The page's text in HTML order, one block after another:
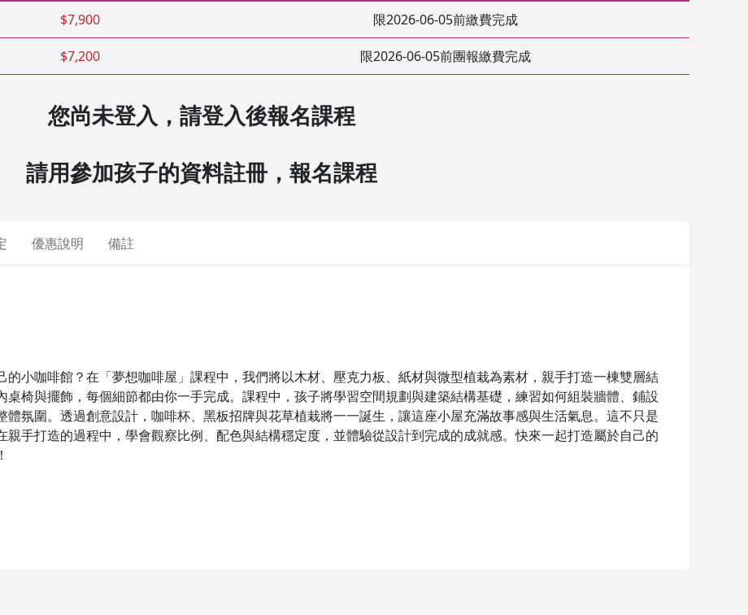
$7,900 限2026-06-05前繳費完成
$7,200 限2026-06-05前團報繳費完成
您尚未登入，請登入後報名課程
請用參加孩子的資料註冊，報名課程
優惠說明 備註
小咖啡館？在「夢想咖啡屋」課程中，我們將以木材、壓克力板、紙材與微型植栽為素材，親手打造一棟雙層結
椅與擺飾，每個細節都由你一手完成。課程中，孩子將學習空間規劃與建築結構基礎，練習如何組裝牆體、鋪設
氛圍。透過創意設計，咖啡杯、黑板招牌與花草植栽將一一誕生，讓這座小屋充滿故事感與生活氣息。這不只是
手打造的過程中，學會觀察比例、配色與結構穩定度，並體驗從設計到完成的成就感。快來一起打造屬於自己的